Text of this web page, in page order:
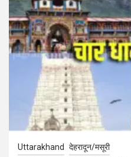
Uttarakhand देहरादून/मसूरी